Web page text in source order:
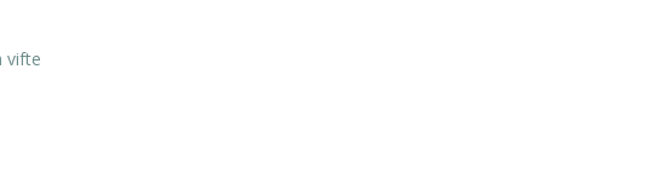
vifte